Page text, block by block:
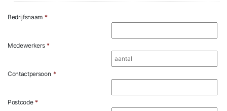
Bedrijfsnaam *
Medewerkers *
Contactpersoon *
Postcode *